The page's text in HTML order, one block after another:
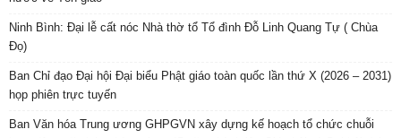
Ninh Bình: Đại lễ cất nóc Nhà thờ tổ Tổ đình Đỗ Linh Quang Tự ( Chùa
Đọ)
Ban Chỉ đạo Đại hội Đại biểu Phật giáo toàn quốc lần thứ X (2026 – 2031)
họp phiên trực tuyến
Ban Văn hóa Trung ương GHPGVN xây dựng kế hoạch tổ chức chuỗi